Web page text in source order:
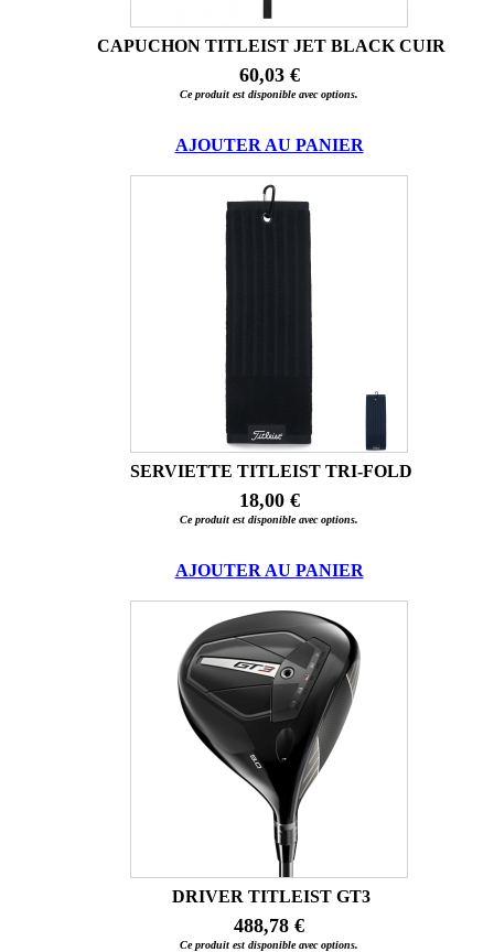
CAPUCHON TITLEIST JET BLACK CUIR
60,03 €
Ce produit est disponible avec options.
AJOUTER AU PANIER
SERVIETTE TITLEIST TRI-FOLD
18,00 €
Ce produit est disponible avec options.
AJOUTER AU PANIER
DRIVER TITLEIST GT3
488,78 €
Ce produit est disponible avec options.